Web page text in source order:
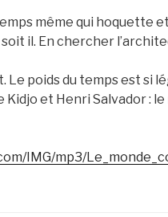
même qui hoquette
il. En chercher
Le poids du temps est si
Kidjo et Henri Salvador :
IMG/mp3/